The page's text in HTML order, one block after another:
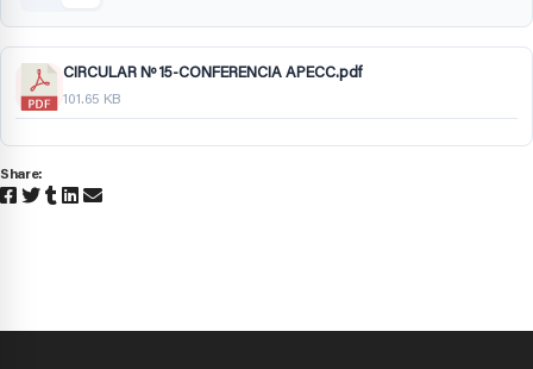
CIRCULAR Nº 15-CONFERENCIA APECC.pdf
101.65 KB
Share: